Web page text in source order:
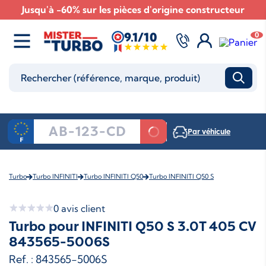
Jusqu'à -60% sur les pièces d'origine constructeur
9.1/10 0
Par véhicule
Turbo Turbo INFINITI Turbo INFINITI Q50 Turbo INFINITI Q50 S
0 avis client
Turbo pour INFINITI Q50 S 3.0T 405 CV
843565-5006S
Ref. : 843565-5006S